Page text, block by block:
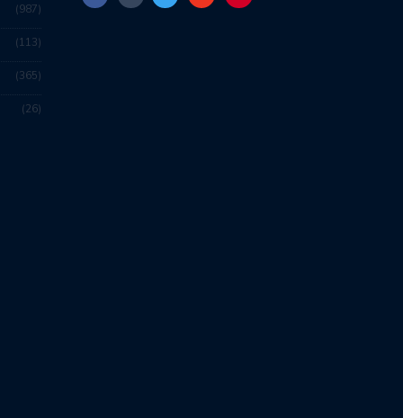
987
113
365
26